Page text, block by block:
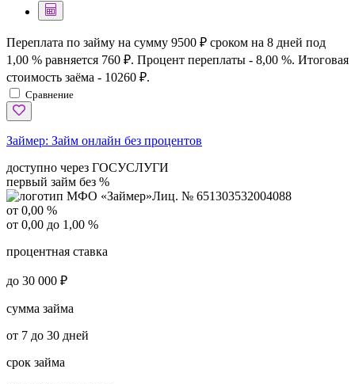
Переплата по займу на сумму 9500 ₽ сроком на 8 дней под
1,00 % равняется 760 ₽. Процент переплаты - 8,00 %. Итоговая
стоимость заёма - 10260 ₽.
Сравнение
Займер: Займ онлайн без процентов
доступно через ГОСУСЛУГИ
первый займ без %
Лиц. № 651303532004088
от 0,00 %
от 0,00 до 1,00 %
процентная ставка
до 30 000 ₽
сумма займа
от 7 до 30 дней
срок займа